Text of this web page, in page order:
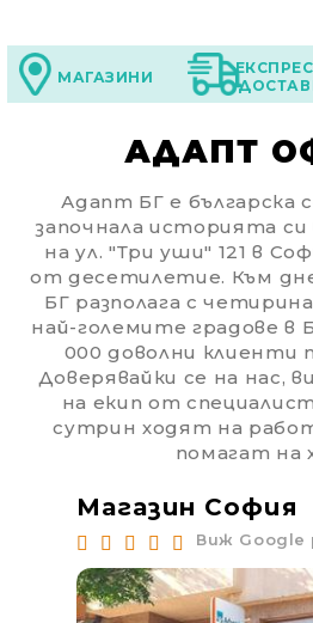
МАГАЗИНИ
АДАПТ
Адапт БГ е българска
започнала историята си
на ул. "Три уши" 121 в
от десетилетие. Към
БГ разполага с
най-големите градове в
000 доволни клиенти
Доверявайки се на нас,
на екип от
сутрин ходят на
помагат на
Магазин София
Виж Google